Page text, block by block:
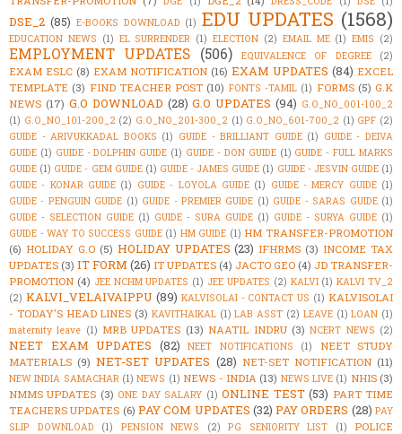
DSE_2 (85) E-BOOKS DOWNLOAD (1) EDU UPDATES (1568)
EDUCATION NEWS (1) EL SURRENDER (1) ELECTION (2) EMAIL ME (1) EMIS (2)
EMPLOYMENT UPDATES (506) EQUIVALENCE OF DEGREE (2)
EXAM ESLC (8) EXAM NOTIFICATION (16) EXAM UPDATES (84) EXCEL
TEMPLATE (3) FIND TEACHER POST (10) FONTS -TAMIL (1) FORMS (5) G.K
NEWS (17) G.O DOWNLOAD (28) G.O UPDATES (94) G.O_NO_001-100_2
(1) G.O_NO_101-200_2 (2) G.O_NO_201-300_2 (1) G.O_NO_601-700_2 (1) GPF (2)
GUIDE - ARIVUKKADAL BOOKS (1) GUIDE - BRILLIANT GUIDE (1) GUIDE - DEIVA
GUIDE (1) GUIDE - DOLPHIN GUIDE (1) GUIDE - DON GUIDE (1) GUIDE - FULL MARKS
GUIDE (1) GUIDE - GEM GUIDE (1) GUIDE - JAMES GUIDE (1) GUIDE - JESVIN GUIDE (1)
GUIDE - KONAR GUIDE (1) GUIDE - LOYOLA GUIDE (1) GUIDE - MERCY GUIDE (1)
GUIDE - PENGUIN GUIDE (1) GUIDE - PREMIER GUIDE (1) GUIDE - SARAS GUIDE (1)
GUIDE - SELECTION GUIDE (1) GUIDE - SURA GUIDE (1) GUIDE - SURYA GUIDE (1)
GUIDE - WAY TO SUCCESS GUIDE (1) HM GUIDE (1) HM TRANSFER-PROMOTION
(6) HOLIDAY G.O (5) HOLIDAY UPDATES (23) IFHRMS (3) INCOME TAX
UPDATES (3) IT FORM (26) IT UPDATES (4) JACTO GEO (4) JD TRANSFER-
PROMOTION (4) JEE NCHM UPDATES (1) JEE UPDATES (2) KALVI (1) KALVI TV_2
(2) KALVI_VELAIVAIPPU (89) KALVISOLAI - CONTACT US (1) KALVISOLAI
- TODAY'S HEAD LINES (3) KAVITHAIKAL (1) LAB ASST (2) LEAVE (1) LOAN (1)
maternity leave (1) MRB UPDATES (13) NAATIL INDRU (3) NCERT NEWS (2)
NEET EXAM UPDATES (82) NEET NOTIFICATIONS (1)
NEET STUDY
MATERIALS (9) NET-SET UPDATES (28) NET-SET NOTIFICATION (11)
NEW INDIA SAMACHAR (1) NEWS (1) NEWS - INDIA (13) NEWS LIVE (1) NHIS (3)
NMMS UPDATES (3) ONE DAY SALARY (1) ONLINE TEST (53) PART TIME
TEACHERS UPDATES (6) PAY COM UPDATES (32) PAY ORDERS (28) PAY
SLIP DOWNLOAD
(1) PENSION NEWS (2) PG SENIORITY LIST (1)
POLICE